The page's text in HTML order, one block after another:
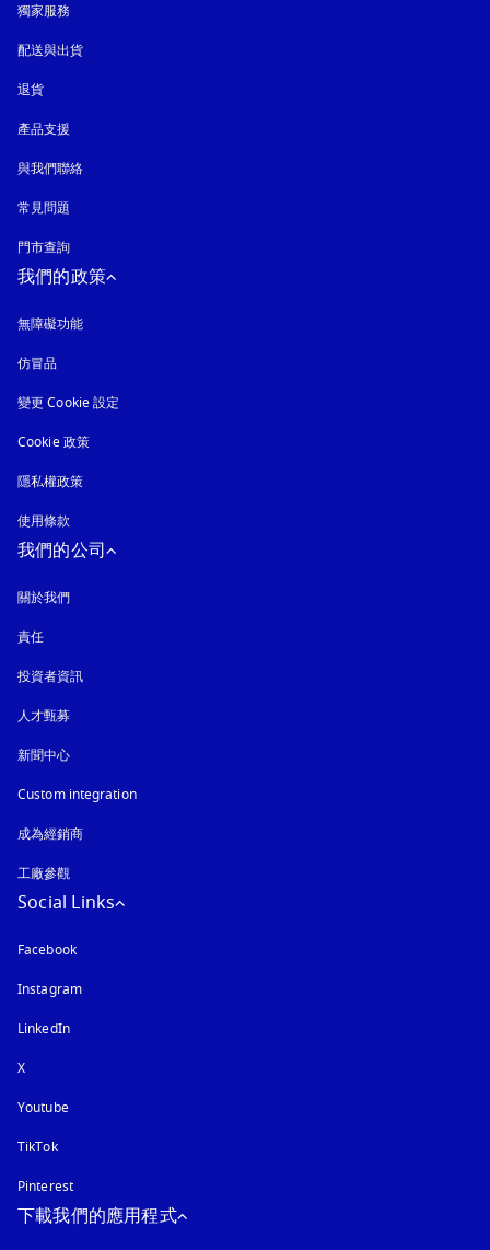
獨家服務
配送與出貨
退貨
產品支援
與我們聯絡
常見問題
門市查詢
我們的政策
無障礙功能
仿冒品
變更 Cookie 設定
Cookie 政策以新標籤頁開啟
隱私權政策
使用條款
我們的公司
關於我們
責任
投資者資訊
人才甄募
新聞中心
Custom integration
成為經銷商
工廠參觀
Social Links
Facebook
Instagram以新標籤頁開啟
LinkedIn
X
Youtube以新標籤頁開啟
TikTok
Pinterest
下載我們的應用程式